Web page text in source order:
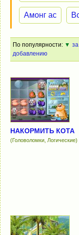
Амонг ас
По популярности: ▼
добавлению
НАКОРМИТЬ КОТА
(Головоломки, Логические)